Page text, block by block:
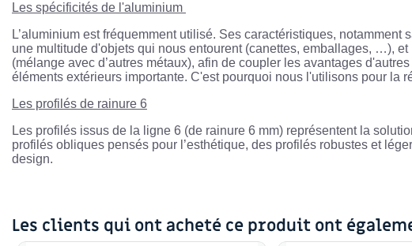
Les spécificités de l'aluminium
L’aluminium est fréquemment utilisé. Ses caractéristiques,
une multitude d'objets qui nous entourent (canettes, emballages, …),
(mélange avec d’autres métaux), afin de coupler les avantages
éléments extérieurs importante. C'est pourquoi nous l'utilisons pour la
Les profilés de rainure 6
Les profilés issus de la ligne 6 (de rainure 6 mm) représentent la
profilés obliques pensés pour l’esthétique, des profilés robustes et
design.
Les clients qui ont acheté ce produit ont